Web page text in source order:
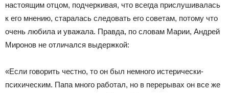
настоящим отцом, подчеркивая, что всегда прислушивалась
к его мнению, старалась следовать его советам, потому что
очень любила и уважала. Правда, по словам Марии, Андрей
Миронов не отличался выдержкой:
«Если говорить честно, то он был немного истерически-
психическим. Папа много работал, но в перерывах он все же